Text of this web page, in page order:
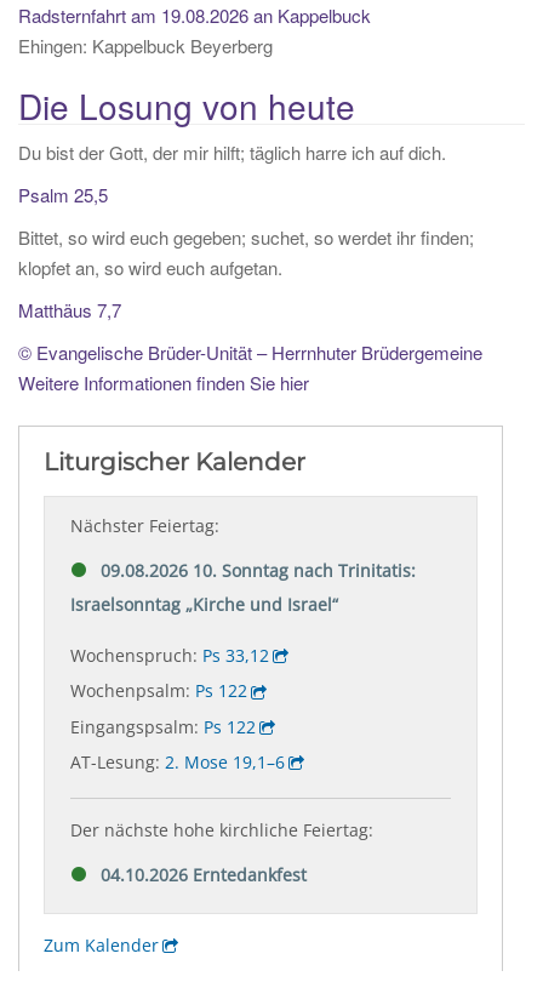
Radsternfahrt am 19.08.2026 an Kappelbuck
Ehingen: Kappelbuck Beyerberg
Die Losung von heute
Du bist der Gott, der mir hilft; täglich harre ich auf dich.
Psalm 25,5
Bittet, so wird euch gegeben; suchet, so werdet ihr finden;
klopfet an, so wird euch aufgetan.
Matthäus 7,7
© Evangelische Brüder-Unität – Herrnhuter Brüdergemeine
Weitere Informationen finden Sie hier